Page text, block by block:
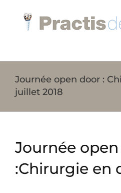
Journée open door :
juillet 2018
Journée
:Chirurgie en